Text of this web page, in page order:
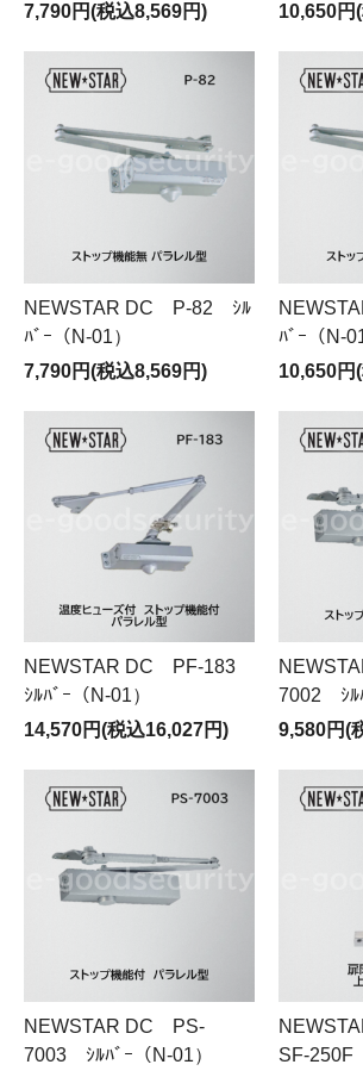
7,790円(税込8,569円)
10,650円
NEWSTAR DC P-82 ｼﾙ
ﾊﾞｰ（N-01）
7,790円(税込8,569円)
ﾊﾞｰ（N-
10,650円
NEWSTAR DC PF-183
ｼﾙﾊﾞｰ（N-01）
14,570円(税込16,027円)
7002 ｼﾙﾊ
9,580円(
NEWSTAR DC PS-
7003 ｼﾙﾊﾞｰ（N-01）
SF-250F